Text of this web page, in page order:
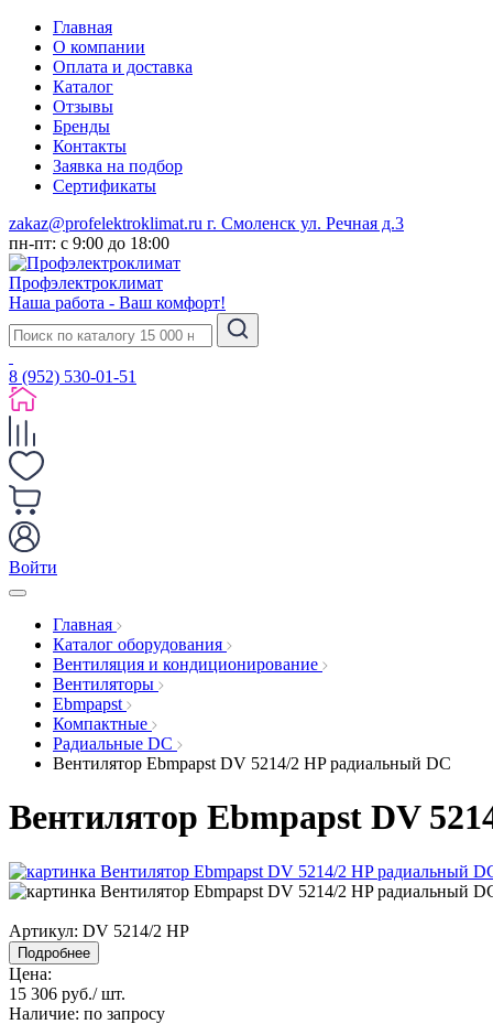
Главная
О компании
Оплата и доставка
Каталог
Отзывы
Бренды
Контакты
Заявка на подбор
Сертификаты
zakaz@profelektroklimat.ru г. Смоленск ул. Речная д.3
пн-пт: с 9:00 до 18:00
Профэлектроклимат
Наша работа - Ваш комфорт!
8 (952) 530-01-51
Войти
Главная
Каталог оборудования
Вентиляция и кондиционирование
Вентиляторы
Ebmpapst
Компактные
Радиальные DC
Вентилятор Ebmpapst DV 5214/2 HP радиальный DC
Вентилятор Ebmpapst DV
Артикул: DV 5214/2 HP
Подробнее
Цена:
15 306 руб./ шт.
Наличие: по запросу